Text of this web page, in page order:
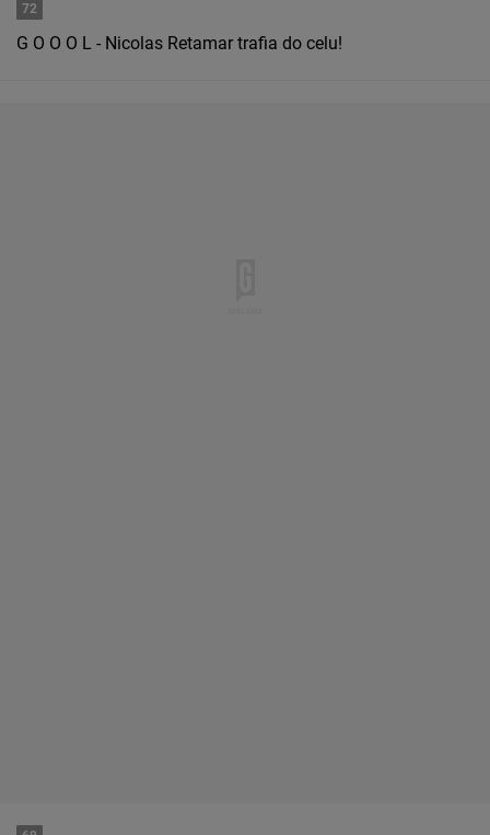
72
G O O O L - Nicolas Retamar trafia do celu!